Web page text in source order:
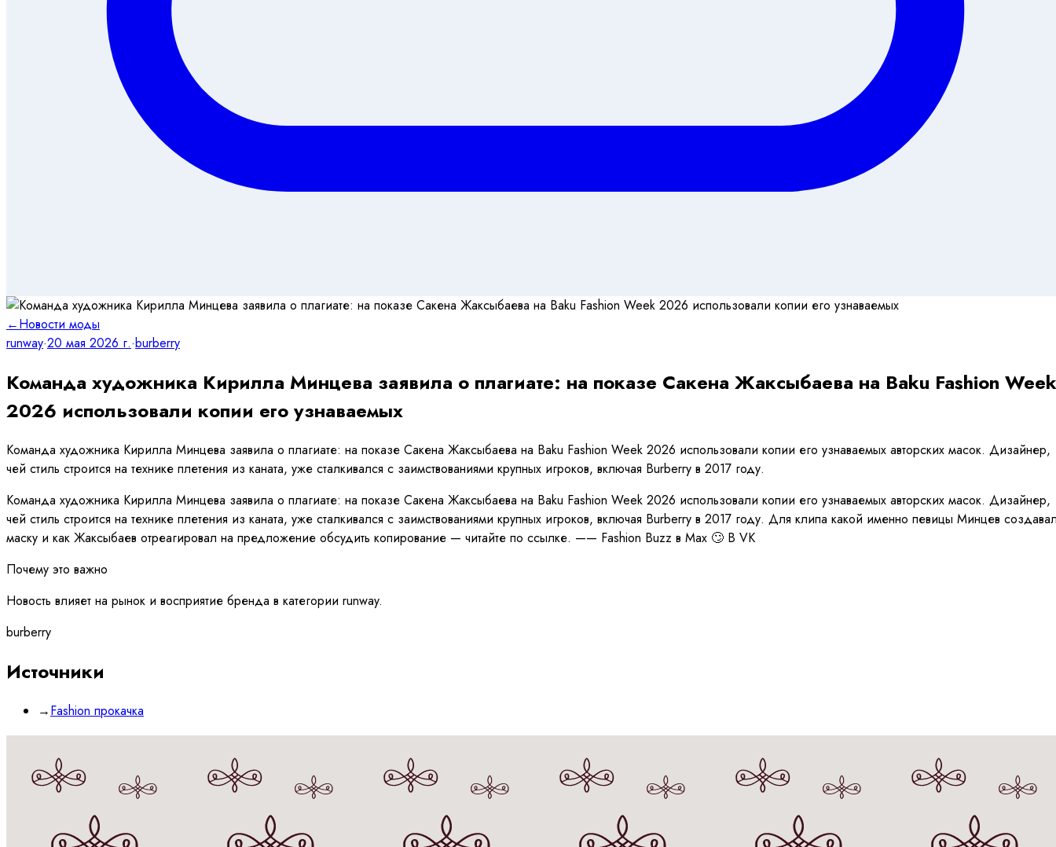
←Новости моды
runway·20 мая 2026 г.·burberry
Команда художника Кирилла Минцева заявила о плагиате: на показе Сакена Жаксыбаева на Baku Fashion Week
2026 использовали копии его узнаваемых
Команда художника Кирилла Минцева заявила о плагиате: на показе Сакена Жаксыбаева на Baku Fashion Week 2026 использовали копии его узнаваемых авторских масок. Дизайнер,
чей стиль строится на технике плетения из каната, уже сталкивался с заимствованиями крупных игроков, включая Burberry в 2017 году.
Команда художника Кирилла Минцева заявила о плагиате: на показе Сакена Жаксыбаева на Baku Fashion Week 2026 использовали копии его узнаваемых авторских масок. Дизайнер,
чей стиль строится на технике плетения из каната, уже сталкивался с заимствованиями крупных игроков, включая Burberry в 2017 году. Для клипа какой именно певицы Минцев
маску и как Жаксыбаев отреагировал на предложение обсудить копирование — читайте по ссылке. —— Fashion Buzz в Max 🙄 В VK
Почему это важно
Новость влияет на рынок и восприятие бренда в категории runway.
burberry
Источники
→Fashion прокачка